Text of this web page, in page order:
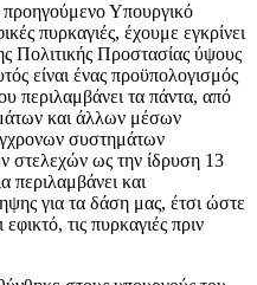
Υπουργικό
πυρκαγιές, έχουμε εγκρίνει
Πολιτικής Προστασίας ύψους
είναι ένας προϋπολογισμός
περιλαμβάνει τα πάντα, από
και άλλων μέσων
συστημάτων
στελεχών ως την ίδρυση 13
περιλαμβάνει και
για τα δάση μας, έτσι ώστε
τις πυρκαγιές πριν